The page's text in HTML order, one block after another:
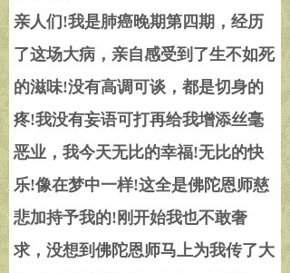
亲人们 !我是肺癌晚期第四期，经历
了这场大病，亲自感受到了生不如死
的滋味!没有高调可谈，都是切身的
疼!我没有妄语可打再给我增添丝毫
恶业，我今天无比的幸福!无比的快
乐!像在梦中一样!这全是佛陀恩师慈
悲加持予我的! 刚开始我也不敢奢
求，没想到佛陀恩师马上为我传了大